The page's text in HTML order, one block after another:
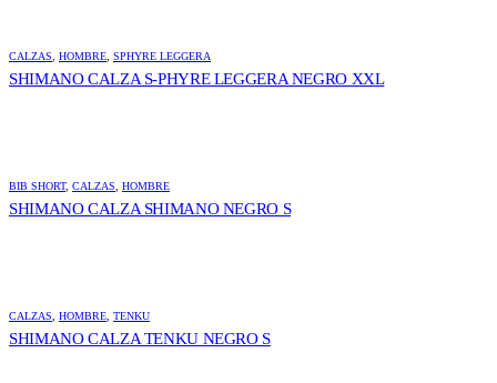
CALZAS HOMBRE SPHYRE LEGGERA
SHIMANO CALZA S-PHYRE LEGGERA NEGRO XXL
BIB SHORT, CALZAS HOMBRE
SHIMANO CALZA SHIMANO NEGRO S
CALZAS HOMBRE TENKU
SHIMANO CALZA TENKU NEGRO S